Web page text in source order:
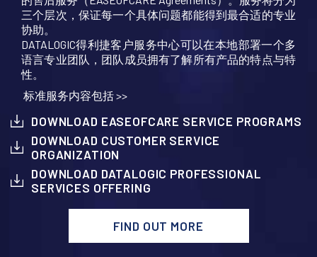
三个层次，保证每一个具体问题都能得到最合适的专业
协助。
DATALOGIC得利捷客户服务中心可以在本地部署一个多
语言专业团队，团队成员拥有了解所有产品的特点与特
性。
标准服务内容包括 >>
DOWNLOAD EASEOFCARE SERVICE PROGRAMS
DOWNLOAD CUSTOMER SERVICE
ORGANIZATION
DOWNLOAD DATALOGIC PROFESSIONAL
SERVICES OFFERING
FIND OUT MORE